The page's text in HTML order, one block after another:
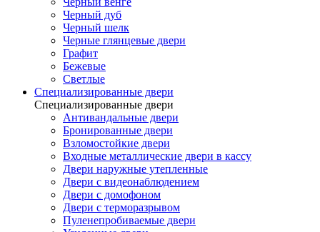
Черный дуб
Черный шелк
Черные глянцевые двери
Графит
Бежевые
Светлые
Специализированные двери
Специализированные двери
Антивандальные двери
Бронированные двери
Взломостойкие двери
Входные металлические двери в кассу
Двери наружные утепленные
Двери с видеонаблюдением
Двери с домофоном
Двери с терморазрывом
Пуленепробиваемые двери